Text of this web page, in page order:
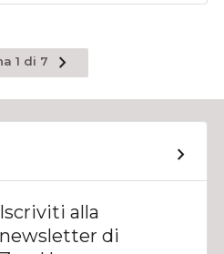
1 di 7
Pagina
successiva
Iscriviti alla
newsletter di